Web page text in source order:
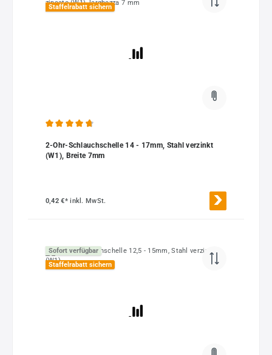
Staffelrabatt sichern
2-Ohr-Schlauchschelle 14 - 17mm, Stahl verzinkt
(W1), Breite 7mm
0,42 €*inkl. MwSt.
Sofort verfügbar
Staffelrabatt sichern